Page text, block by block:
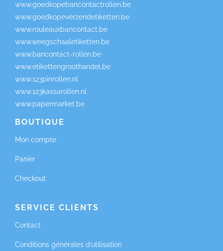
www.goedkopebancontactrollen.be
www.goedkopeverzendetiketten.be
www.rouleauxbancontact.be
www.weegschaaletiketten.be
www.bancontact-rollen.be
www.etikettengroothandel.be
www.123pinrollen.nl
www.123kassarollen.nl
www.papermarket.be
BOUTIQUE
Mon compte
Panier
Checkout
SERVICE CLIENTS
Contact
Conditions générales d’utilisation